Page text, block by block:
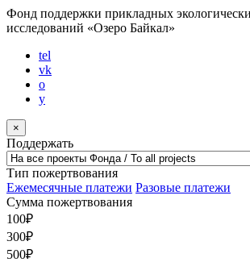
Фонд поддержки прикладных
исследований «Озеро Байкал»
tel
vk
o
y
×
Поддержать
Тип пожертвования
Ежемесячные платежи Разовые платежи
Сумма пожертвования
100₽
300₽
500₽